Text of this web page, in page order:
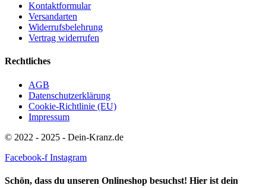
Kontaktformular
Versandarten
Widerrufsbelehrung
Vertrag widerrufen
Rechtliches
AGB
Datenschutzerklärung
Cookie-Richtlinie (EU)
Impressum
© 2022 - 2025 - Dein-Kranz.de
Facebook-f Instagram
Schön, dass du unseren Onlineshop besuchst! Hier ist dein